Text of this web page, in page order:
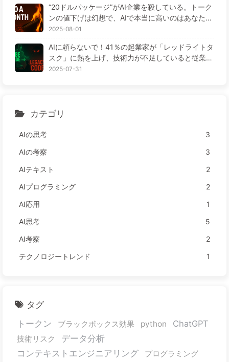
“20ドルパッケージ”がAI企業を殺している。トーク
ンの値下げは幻想で、AIで本当に高いのはあなたの
貪欲さ——ゆっくり学ぶAI164
2025-08-01
AIに頼らないで！41％の起業家が「レッドライトタ
スク」に熱を上げ、技術力が不足していると従業員
がさらに苦しむ— ゆっくり学ぶAI163
2025-07-31
カテゴリ
AIの思考
3
AIの考察
3
AIテキスト
2
AIプログラミング
2
AI応用
1
AI思考
5
AI考察
2
テクノロジートレンド
1
タグ
トークン
ブラックボックス効果 python ChatGPT
技術リスク
データ分析
コンテキストエンジニアリング
プログラミング